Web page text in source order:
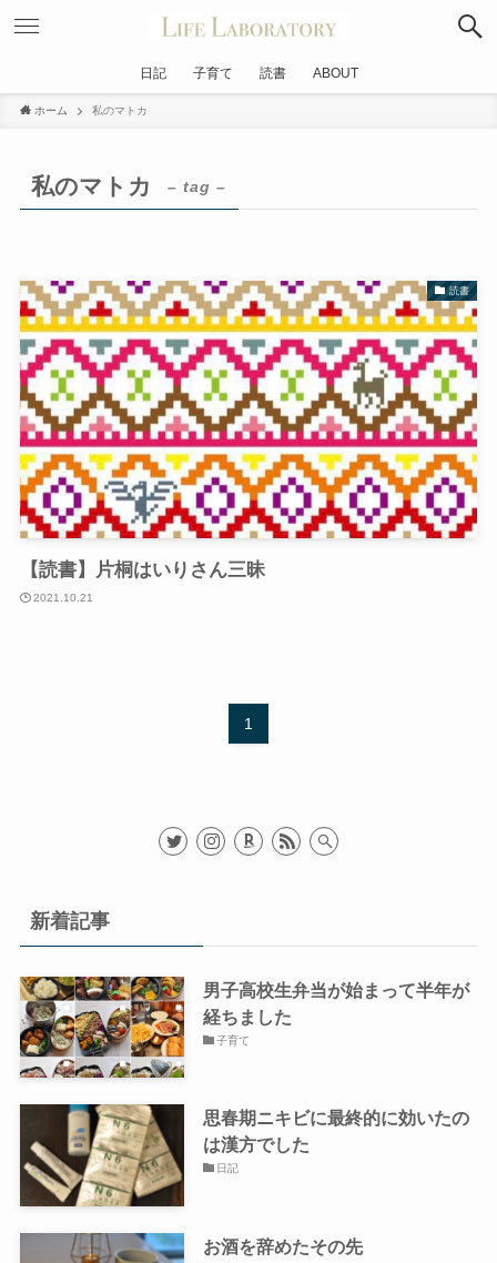
日記 子育て 読書 ABOUT
ホーム 私のマトカ
私のマトカ – tag –
読書
【読書】片桐はいりさん三昧
2021.10.21
1
新着記事
男子高校生弁当が始まって半年が
経ちました
子育て
思春期ニキビに最終的に効いたの
は漢方でした
日記
お酒を辞めたその先